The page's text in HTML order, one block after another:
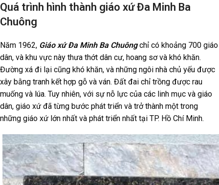
Quá trình hình thành giáo xứ Đa Minh Ba
Chuông
Năm 1962, Giáo xứ Đa Minh Ba Chuôngchỉ có khoảng 700 giáo
dân, và khu vực này thưa thớt dân cư, hoang sơ và khó khăn.
Đường xá đi lại cũng khó khăn, và những ngôi nhà chủ yếu được
xây bằng tranh kết hợp gỗ và ván. Đất đai chỉ trồng được rau
muống và lúa. Tuy nhiên, với sự nỗ lực của các linh mục và giáo
dân, giáo xứ đã từng bước phát triển và trở thành một trong
những giáo xứ lớn nhất và phát triển nhất tại TP. Hồ Chí Minh.